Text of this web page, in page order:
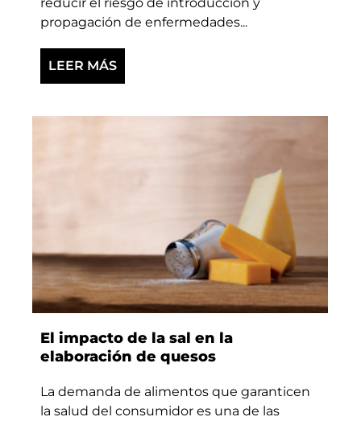
propagación de enfermedades...
LEER MÁS
El impacto de la sal en la
elaboración de quesos
La demanda de alimentos que garanticen
la salud del consumidor es una de las